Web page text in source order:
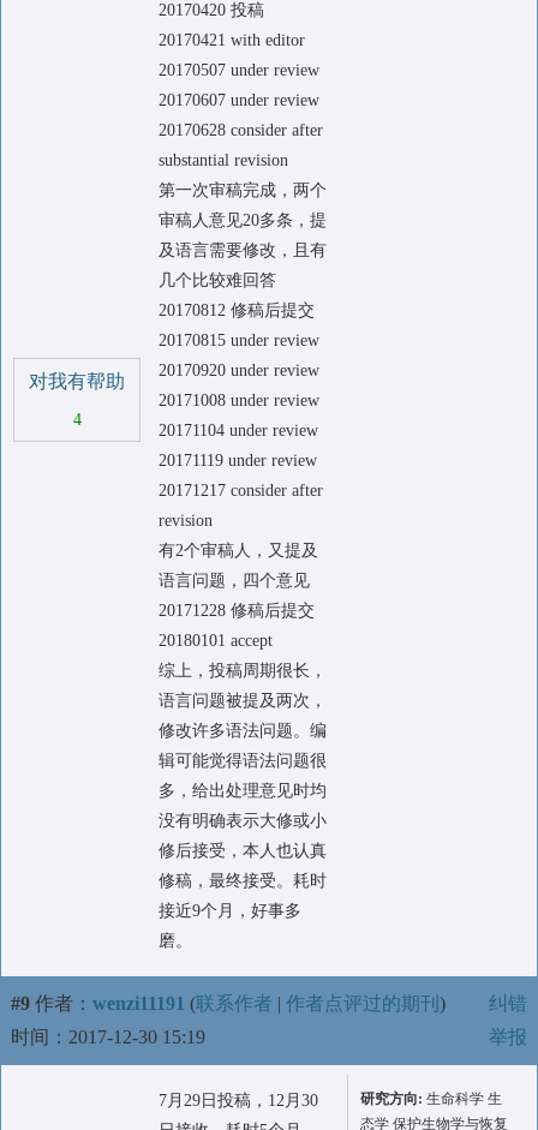
对我有帮助
4
20170420 投稿
20170421 with editor
20170507 under review
20170607 under review
20170628 consider after
substantial revision
第一次审稿完成，两个
审稿人意见20多条，提
及语言需要修改，且有
几个比较难回答
20170812 修稿后提交
20170815 under review
20170920 under review
20171008 under review
20171104 under review
20171119 under review
20171217 consider after
revision
有2个审稿人，又提及
语言问题，四个意见
20171228 修稿后提交
20180101 accept
综上，投稿周期很长，
语言问题被提及两次，
修改许多语法问题。编
辑可能觉得语法问题很
多，给出处理意见时均
没有明确表示大修或小
修后接受，本人也认真
修稿，最终接受。耗时
接近9个月，好事多
磨。
#9 作者： wenzi11191 (联系作者 | 作者点评过的期刊 )
时间：2017-12-30 15:19
纠错
举报
7月29日投稿，12月30
研究方向: 生命科学 生
态学 保护生物学与恢复